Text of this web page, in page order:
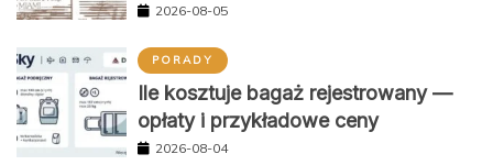
2026-08-05
PORADY
Ile kosztuje bagaż rejestrowany —
opłaty i przykładowe ceny
2026-08-04